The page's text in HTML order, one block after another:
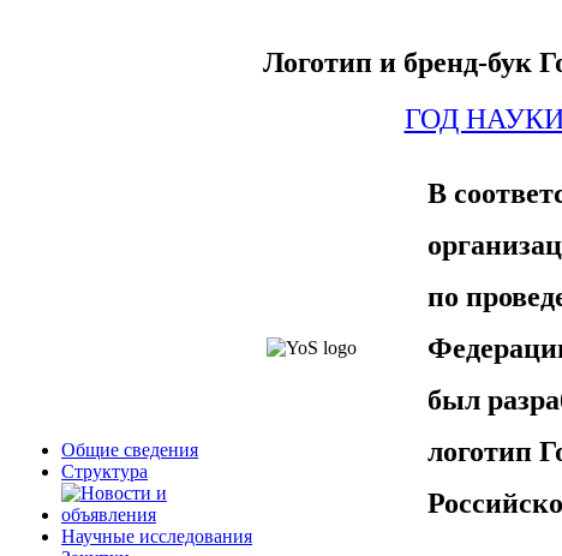
Общие сведения
Структура
Научные исследования
Логотип и бренд-бук
ГОД
В
по
был
логотип